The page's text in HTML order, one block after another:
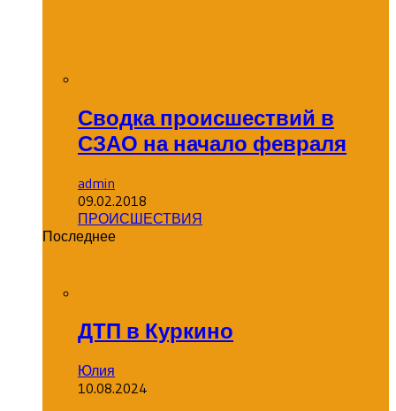
Сводка происшествий в
СЗАО на начало февраля
admin
09.02.2018
ПРОИСШЕСТВИЯ
Последнее
ДТП в Куркино
Юлия
10.08.2024